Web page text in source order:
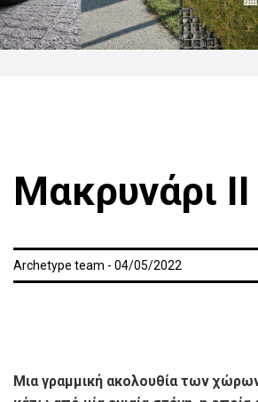
Μακρυνάρι ΙΙ
Archetype team - 04/05/2022
Μια γραμμική ακολουθία των